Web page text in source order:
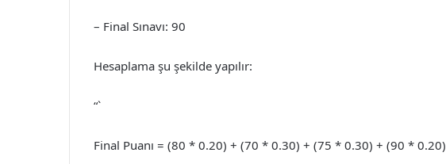
– Final Sınavı: 90
Hesaplama şu şekilde yapılır:
“`
Final Puanı = (80 * 0.20) + (70 * 0.30) + (75 * 0.30) + (90 * 0.20)